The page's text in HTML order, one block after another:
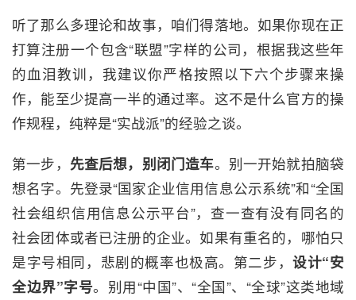
听了那么多理论和故事，咱们得落地。如果你现在正
打算注册一个包含“联盟”字样的公司，根据我这些年
的血泪教训，我建议你严格按照以下六个步骤来操
作，能至少提高一半的通过率。这不是什么官方的操
作规程，纯粹是“实战派”的经验之谈。
第一步， 先查后想，别闭门造车。别一开始就拍脑袋
想名字。先登录“国家企业信用信息公示系统”和“全国
社会组织信用信息公示平台”，查一查有没有同名的
社会团体或者已注册的企业。如果有重名的，哪怕只
是字号相同，悲剧的概率也极高。第二步，设计“安
全边界”字号。别用“中国”、“全国”、“全球”这类地域